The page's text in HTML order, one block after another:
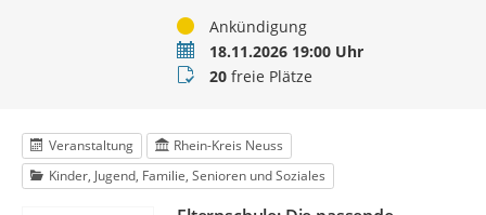
StatusAnkündigung
Termin18.11.2026 19:00 Uhr
Buchungsstatus
20freie Plätze
Veranstaltung
Rhein-Kreis Neuss
Kinder, Jugend, Familie, Senioren und Soziales